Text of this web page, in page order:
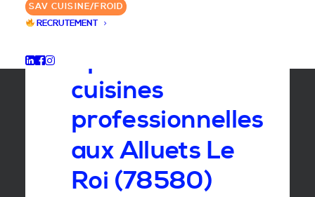
SAV CUISINE/FROID
RECRUTEMENTGROUPE SEBI
Spécialiste
cuisines
professionnelles
aux Alluets Le
Roi (78580)